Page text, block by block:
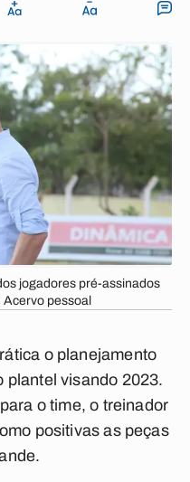
jogadores pré-assinados
pessoal
o planejamento
plantel visando 2023.
o time, o treinador
positivas as peças